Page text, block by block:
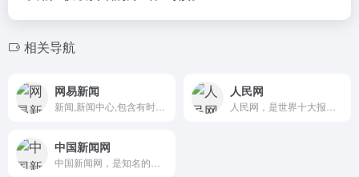
相关导航
网易新闻 人民网
中国新闻网